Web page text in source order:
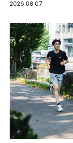
グ習慣。
2026.08.07